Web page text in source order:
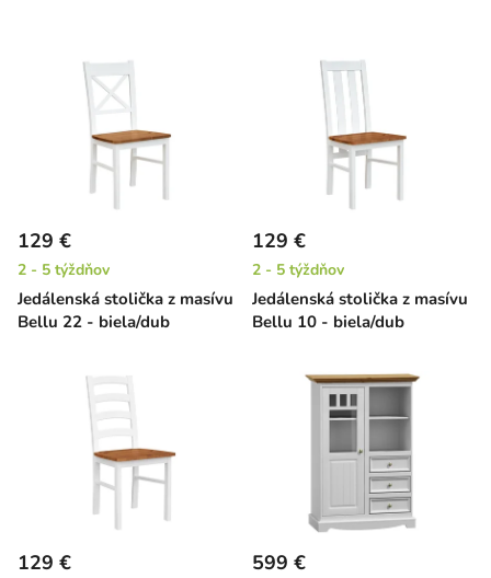
Jedálenská stolička z masívu
Bellu 22 - biela/dub
129 €
2 - 5 týždňov
Jedálenská stolička z masívu
Bellu 10 - biela/dub
129 €
2 - 5 týždňov
129 € 599 €